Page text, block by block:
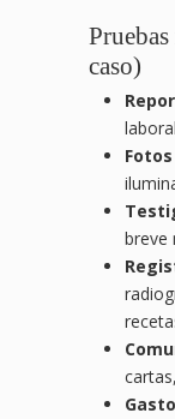
caso)
breve